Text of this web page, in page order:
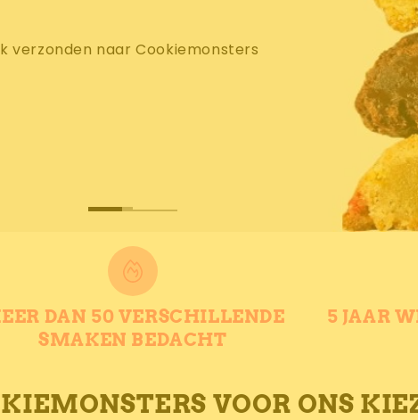
DAN 50 VERSCHILLENDE
SMAKEN BEDACHT
5 JAAR
VOOR ONS